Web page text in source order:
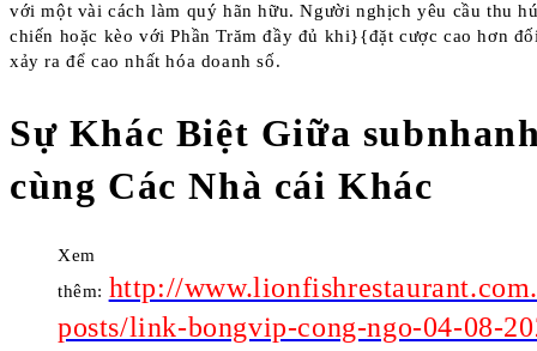
với một vài cách làm quý hãn hữu. Người nghịch yêu cầu thu
chiến hoặc kèo với Phần Trăm đầy đủ khi}{đặt cược cao hơn
xảy ra để cao nhất hóa doanh số.
Sự Khác Biệt Giữa
cùng Các Nhà cái Khác
Xem
thêm: http://
posts/link-bongvip-cong-ngo-04-08-